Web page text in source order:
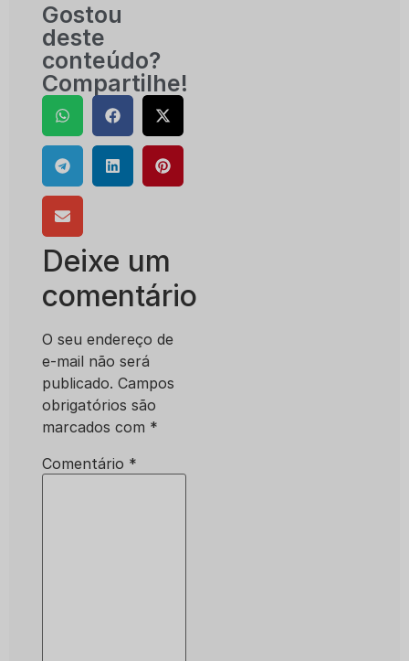
Gostou
deste
conteúdo?
Compartilhe!
Deixe um
comentário
O seu endereço de
e-mail não será
publicado. Campos
obrigatórios são
marcados com *
Comentário *